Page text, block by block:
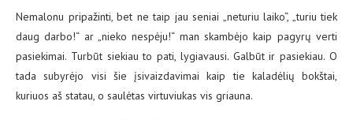
Nemalonu pripažinti, bet ne taip jau seniai „neturiu laiko“, „turiu tiek
daug darbo!“ ar „nieko nespėju!“ man skambėjo kaip pagyrų verti
pasiekimai. Turbūt siekiau to pati, lygiavausi. Galbūt ir pasiekiau. O
tada subyrėjo visi šie įsivaizdavimai kaip tie kaladėlių bokštai,
kuriuos aš statau, o saulėtas virtuviukas vis griauna.